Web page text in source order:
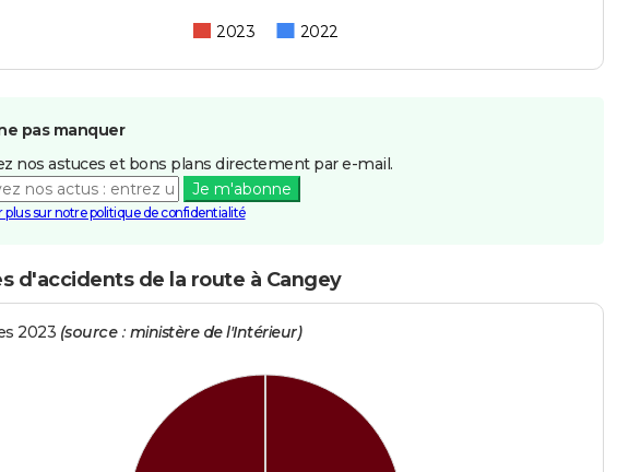
2023 2022
pas manquer
nos astuces et bons plans directement par e-mail.
Je m'abonne
plus sur notre politique de confidentialité
d'accidents de la route à Cangey
2023 (source : ministère de l'Intérieur)